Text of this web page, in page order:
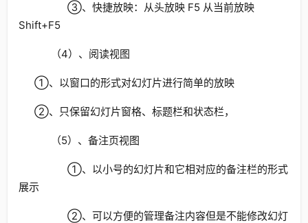
③、快捷放映：从头放映 F5 从当前放映
Shift+F5
（4）、阅读视图
①、以窗口的形式对幻灯片进行简单的放映
②、只保留幻灯片窗格、标题栏和状态栏，
（5）、备注页视图
①、以小号的幻灯片和它相对应的备注栏的形式
展示
②、可以方便的管理备注内容但是不能修改幻灯